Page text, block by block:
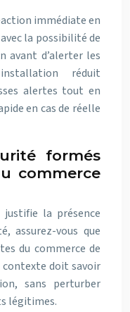
immédiate en
la possibilité de
avant d’alerter les
réduit
alertes tout en
en cas de réelle
formés
commerce
la présence
assurez-vous que
du commerce de
contexte doit savoir
sans perturber
légitimes.